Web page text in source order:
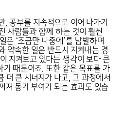
공부를 지속적으로 이어 나가기
사람들과 함께 하는 것이 훨씬
은 ‘조금만 나중에’를 남발하며
약속한 일은 반드시 지켜내는 경
지켜보고 있다는 생각이 보다 큰
기 때문이죠. 또한 같은 목표를 가
더 큰 시너지가 나고, 그 과정에서
져 동기 부여가 되는 효과도 있습